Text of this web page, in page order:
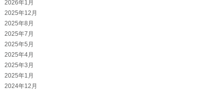
2026年1月
2025年12月
2025年8月
2025年7月
2025年5月
2025年4月
2025年3月
2025年1月
2024年12月